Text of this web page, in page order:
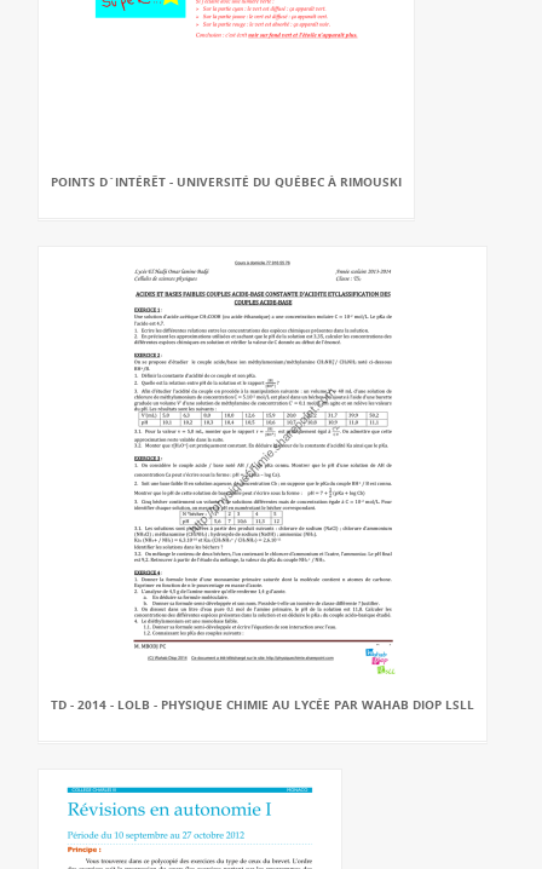
POINTS D`INTÉRÊT - UNIVERSITÉ DU QUÉBEC À RIMOUSKI
TD - 2014 - LOLB - PHYSIQUE CHIMIE AU LYCÉE PAR WAHAB DIOP LSLL